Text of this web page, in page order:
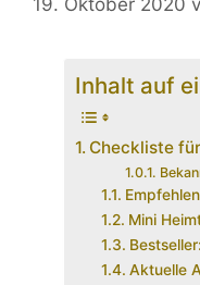
19. Oktober 2020
Inhalt auf
Checkliste
Mini
Aktuelle